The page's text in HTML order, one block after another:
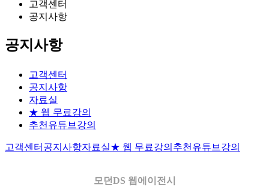
고객센터
공지사항
공지사항
고객센터
공지사항
자료실
★ 웹 무료강의
추천유튜브강의
고객센터 공지사항자료실★ 웹 무료강의 추천유튜브강의
모던DS 웹에이전시